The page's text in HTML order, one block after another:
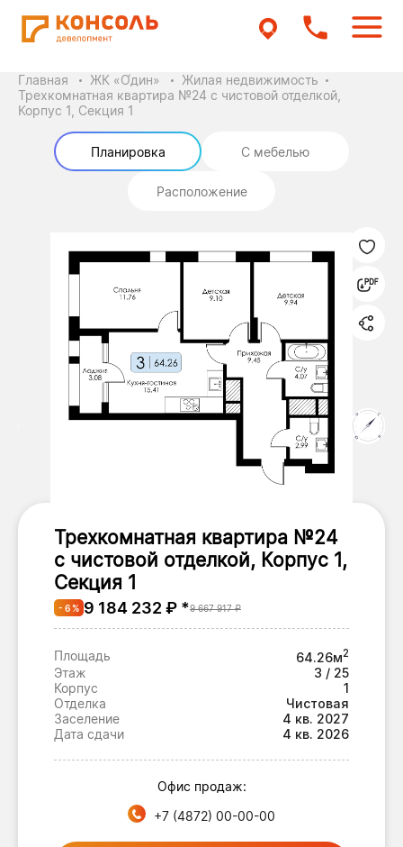
Главная ЖК «О́дин»
Жилая недвижимость
Трехкомнатная квартира №24 с чистовой отделкой,
Корпус 1, Секция 1
Планировка С мебелью
Расположение
Трехкомнатная квартира №24
с чистовой отделкой, Корпус 1,
Секция 1
- 6 % 9 184 232 ₽ *9 667 917 ₽
Площадь 64.26м2
Этаж
3 / 25
Корпус
1
Отделка
Чистовая
Заселение
4 кв. 2027
Дата сдачи
4 кв. 2026
Офис продаж:
+7 (4872) 00-00-00